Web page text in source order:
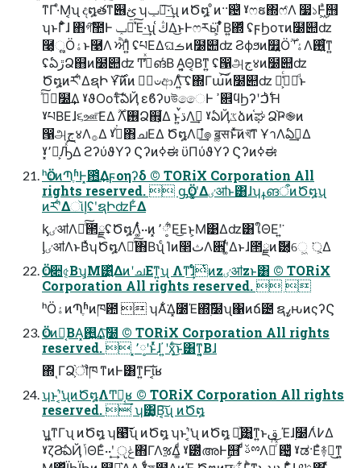
ͳΓ·ͤΜ͔ʯ ද໘తͳ୆ࢺ ʮݕ౼͠·͢ʯ ͷԾ໘ ͦͷ··଴ͭ ˠෆຬ΍ෆ҆Λ ෷১Ͱ͖ࣦͣ஫
ʮͱΓ͋͑ͣɺ ΋͏গࣾ͠಺Ͱ ݕ౼ͯ͠Έ·͢ʯ ڭ͑Δ͜ͱͰෆརӹ͕ ͋ͬͨΒ͍΍ͩ ʢϝϦοτͷ໰୊ʣ
࿩͕ૣ͍Ӧۀͱ࿩Λ ਐΊ͍ͨ ʢཔΕΔଘࡏͷ໰୊ʣ Ϩϕϧͷ௿͍Ӧۀʹ ࣌ؒΛ࢖͍ͨ͘ͳ͍
ʢఏڙՁ஋ͷ໰୊ʣ Ͳ͏ߟ͑ͯങͬͨΒ Α͍͔Θ͔Βͳ͍ ʢ൑அج४ͷ໰୊ʣ
Ծ໘ͷཪʹ͋ΔຊԻ Ұ࣌͠ͷ͗ͷ ݱ࣮ಀආΛ͍ͨ͠ ʢ΍Γա͝͠ͷ໰୊ʣ ڭ͑ͨํ͕ಘͩͱ
࣭ࣔͯ͠໰͢Δ ˠϑΟοτͨ͠ఏҊ εϐʔυউෛͰ ߴ଎ϥϦʔʹ࣋ͪࠐΉ
ˠཔΒΕɺ૬ஊ͞ΕΔ ࣌ؒΛ࢖͏Ձ஋͕͋Δ ͱ͍͏ࠜڌΛࣔ͢ ˠఏҊػձͷ֫ಘ Ձ֨Ҏ֎ͷ
൑அج४Λ࡞Δ ˠߴͯ͘΋ചΕΔ Ծ໘Λ֎͢ํ๏ ॿ͚सͱͯ͠ͷখ͞ͳ ҰาΛఏࣔ͢Δ
ˠ͓٬༷͕Ԡͯ͘͡Δ ϩʔύϑΥʔ Ϛʔͷߦಈ ϋΠύϑΥʔ Ϛʔͷߦಈ
ʰӦۀͷՊֶʱͰ͓఻͑͢Δϝοηʔδ © TORiX Corporation All
rights reserved.  ᶃӦۀʹ͓͚Δٸॴͱ͸ɺʮߪങऀͷԾ໘ʯ
ͷཪʹ͋ΔૉإʢʹຊԻʣͰ͋Δ
ᶄٸॴΛ֎ͨ͠౒ྗʢԾ໘Λ͚ͭͨ··ͷ͓ ٬༷ʹ͋Ε͜Εͱ͕Μ͹Δʣ͸ใΘΕʹ͍͘
ᶅٸॴΛͱΒ͑ͯʮԾ໘Λ֎ͯ͠΋Β͏ʯͨ Ίͷ෢ثΛ਎ʹ͚ͭΔͱɺ౒ྗͷޮ཰͕େ͖ ্͕͘Δ
Corporation All rights reserved.  
ʰӦۀͷՊֶʱͷཁ఺  ʮΑ͋͘Δ͓೰Έ΍࣭͝໰ʯ΁ͷճ౴ ຊߨԋͷςʔϚ
reserved.  ͓٬༷ʹͱͬͯɺ ͍҆ʹӽͨ͜͠ͱ͸ͳ͍͔Βɺ
΍ͬͺΓՁ͕֨ॏཁ ͳͷͰ͸ͳ͍Ͱ͠ΐ͏͔ʁ
ʮͱʹ͔҆͘͘ʯͷԾ໘ΛͲ͏֎͔͢ʁ © TORiX Corporation All rights
reserved.  ʮ͸͙Β͔͠ʯ ͷԾ໘
ʮ͍͖ͳΓʯ ͷԾ໘ ʮ๩͠͞ʯ ͷԾ໘ ʮͱʹ͔҆͘͘ʯ ͷԾ໘ ฉ͍ͯ͸͍͚ͳ͍ͱࢥ ͍͜Έɺ࣭໰Λ߇͑Δ
ˠζϨͨఏҊ ݴΘΕͨ··ʹ͙͢ ݟੵ΋ΓΛૹΔ͚ͩ ˠ౰ͯഅͰࣦ஫ ͨͩࢿྉΛૹͬͯ ଴͚ͭͩ ˠಡ·Εͣ࿈བྷ͜ͳ͍